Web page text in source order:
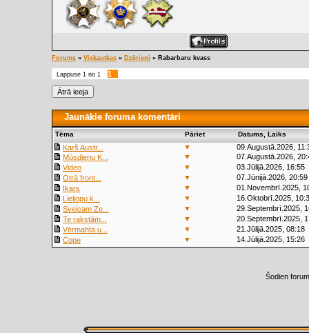
Forums » Viskautkas » Dzērieni » Rabarbaru kvass
Lappuse 1 no 1 1
Jaunākie foruma komentāri
Tēma Pāriet Datums, Laiks
Karš Austr... ▼
09.Augustā.2026,
Mūsdienu K...
▼
07.Augustā.2026,
Video
▼
03.Jūlijā.2026, 16:55
Otrā front...
▼
07.Jūnijā.2026, 20:59
Ikars
▼
01.Novembrī.2025,
Liellopu k...
▼
16.Oktobrī.2025,
Sveicam Ze...
▼
29.Septembrī.2025,
Te rakstām...
▼
20.Septembrī.2025,
Vērmahta u...
▼
21.Jūlijā.2025, 08:18
Cope
▼ 14.Jūlijā.2025, 15:26
Šodien